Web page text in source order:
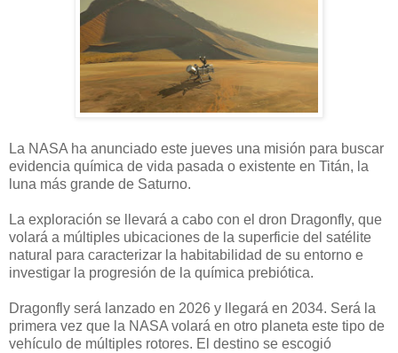
La NASA ha anunciado este jueves una misión para buscar
evidencia química de vida pasada o existente en Titán, la
luna más grande de Saturno.
La exploración se llevará a cabo con el dron Dragonfly, que
volará a múltiples ubicaciones de la superficie del satélite
natural para caracterizar la habitabilidad de su entorno e
investigar la progresión de la química prebiótica.
Dragonfly será lanzado en 2026 y llegará en 2034. Será la
primera vez que la NASA volará en otro planeta este tipo de
vehículo de múltiples rotores. El destino se escogió